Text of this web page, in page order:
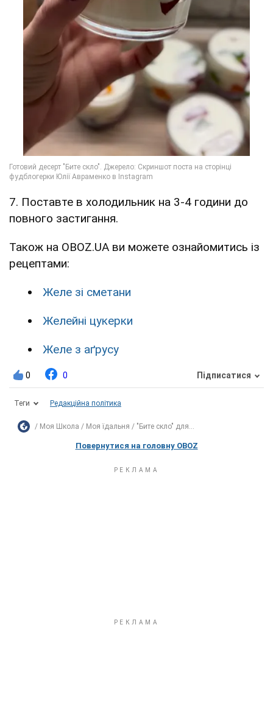
7. Поставте в холодильник на 3-4 години до
повного застигання.
Також на OBOZ.UA ви можете ознайомитись із
рецептами:
Желе зі сметани
Желейні цукерки
Желе з аґрусу
0 0 Підписатися
Теги Редакційна політика
Моя Школа Моя їдальня "Бите скло" для...
Повернутися на головну OBOZ